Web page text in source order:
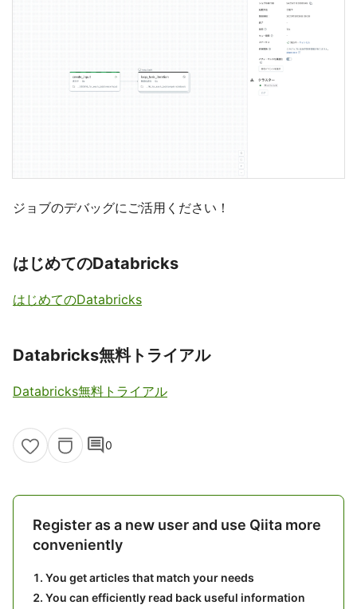
ジョブのデバッグにご活用ください！
はじめてのDatabricks
はじめてのDatabricks
Databricks無料トライアル
Databricks無料トライアル
comment0
Register as a new user and use Qiita more
conveniently
You get articles that match your needs
You can efficiently read back useful information